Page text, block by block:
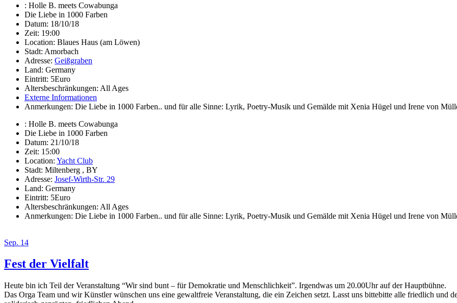
: Holle B. meets Cowabunga
Die Liebe in 1000 Farben
Datum: 18/10/18
Zeit: 19:00
Location: Blaues Haus (am Löwen)
Stadt: Amorbach
Adresse: Geißgraben
Land: Germany
Eintritt: 5Euro
Altersbeschränkungen: All Ages
Externe Informationen
Anmerkungen: Die Liebe in 1000 Farben.. und für alle Sinne: Lyrik, Poetry-Musik und Gemälde mit Xenia Hügel und Irene von
: Holle B. meets Cowabunga
Die Liebe in 1000 Farben
Datum: 21/10/18
Zeit: 15:00
Location: Yacht Club
Stadt: Miltenberg , BY
Adresse: Josef-Wirth-Str. 29
Land: Germany
Eintritt: 5Euro
Altersbeschränkungen: All Ages
Anmerkungen: Die Liebe in 1000 Farben.. und für alle Sinne: Lyrik, Poetry-Musik und Gemälde mit Xenia Hügel und Irene von
Sep. 14
Fest der Vielfalt
Heute bin ich Teil der Veranstaltung “Wir sind bunt – für Demokratie und Menschlichkeit”. Irgendwas um 20.00Uhr auf der Hauptbühne.
Das Orga Team und wir Künstler wünschen uns eine gewaltfreie Veranstaltung, die ein Zeichen setzt. Lasst uns bittebitte alle friedlich und